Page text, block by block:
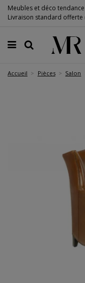
Meubles et déco
Livraison standard offerte
Accueil Pièces Salon